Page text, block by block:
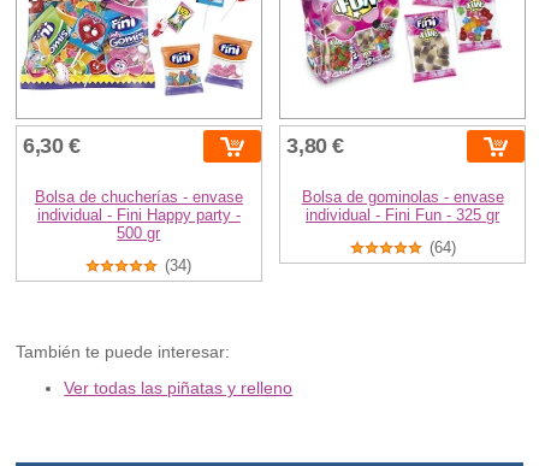
6,30 €
Bolsa de chucherías - envase
individual - Fini Happy party -
500 gr
(34)
3,80 €
Bolsa de gominolas - envase
individual - Fini Fun - 325 gr
(64)
También te puede interesar:
Ver todas las piñatas y relleno